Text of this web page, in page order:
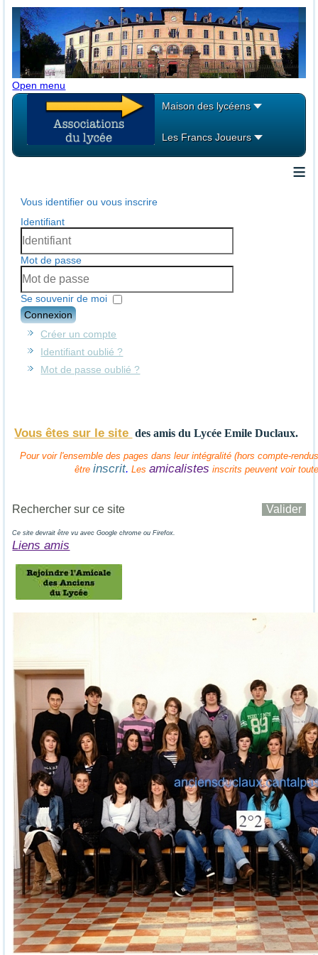
Open menu
Maison des lycéens
Les Francs Joueurs
≡
Vous identifier ou vous inscrire
Identifiant
Mot de passe
Se souvenir de moi
Connexion
Créer un compte
Identifiant oublié ?
Mot de passe oublié ?
Vous êtes sur le site des amis du Lycée Emile Duclaux.
Pour voir l'ensemble des pages dans leur intégralité (hors compte-
être inscrit. Les amicalistes inscrits peuvent voir
Ce site devrait être vu avec Google chrome ou Firefox.
Liens amis